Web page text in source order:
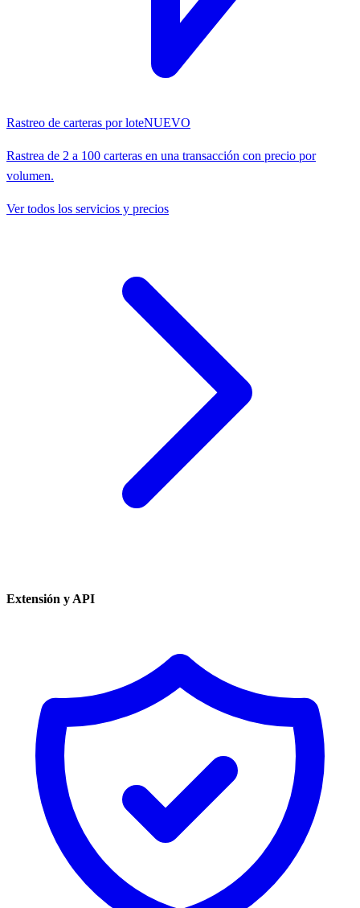
Rastreo de carteras por loteNUEVO
Rastrea de 2 a 100 carteras en una transacción con precio por
volumen.
Ver todos los servicios y precios
Extensión y API